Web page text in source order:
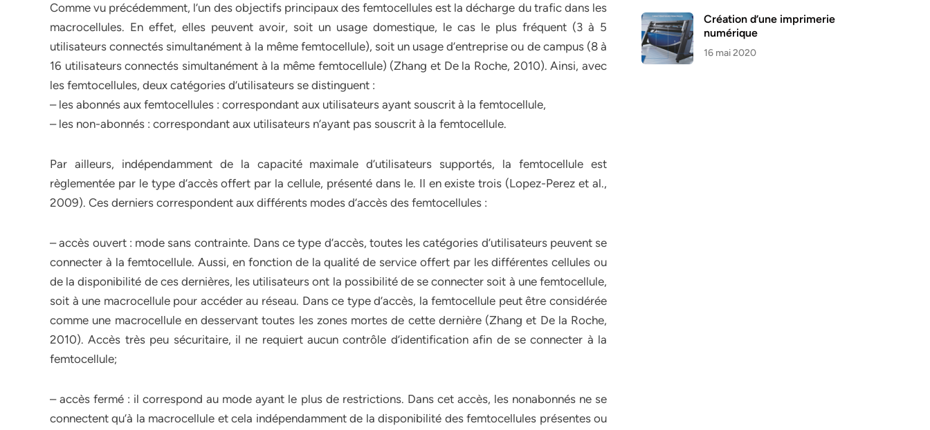
Comme vu précédemment, l’un des objectifs principaux des femtocellules est la décharge du trafic dans les
macrocellules. En effet, elles peuvent avoir, soit un usage domestique, le cas le plus fréquent (3 à 5
utilisateurs connectés simultanément à la même femtocellule), soit un usage d’entreprise ou de campus (8 à
16 utilisateurs connectés simultanément à la même femtocellule) (Zhang et De la Roche, 2010). Ainsi, avec
les femtocellules, deux catégories d’utilisateurs se distinguent :
– les abonnés aux femtocellules : correspondant aux utilisateurs ayant souscrit à la femtocellule,
– les non-abonnés : correspondant aux utilisateurs n’ayant pas souscrit à la femtocellule.
Par ailleurs, indépendamment de la capacité maximale d’utilisateurs supportés, la femtocellule est
règlementée par le type d’accès offert par la cellule, présenté dans le. Il en existe trois (Lopez-Perez et al.,
2009). Ces derniers correspondent aux différents modes d’accès des femtocellules :
– accès ouvert : mode sans contrainte. Dans ce type d’accès, toutes les catégories d’utilisateurs peuvent se
connecter à la femtocellule. Aussi, en fonction de la qualité de service offert par les différentes cellules ou
de la disponibilité de ces dernières, les utilisateurs ont la possibilité de se connecter soit à une femtocellule,
soit à une macrocellule pour accéder au réseau. Dans ce type d’accès, la femtocellule peut être considérée
comme une macrocellule en desservant toutes les zones mortes de cette dernière (Zhang et De la Roche,
2010). Accès très peu sécuritaire, il ne requiert aucun contrôle d’identification afin de se connecter à la
femtocellule;
– accès fermé : il correspond au mode ayant le plus de restrictions. Dans cet accès, les nonabonnés ne se
connectent qu’à la macrocellule et cela indépendamment de la disponibilité des femtocellules présentes ou
Création d’une imprimerie
numérique
16 mai 2020